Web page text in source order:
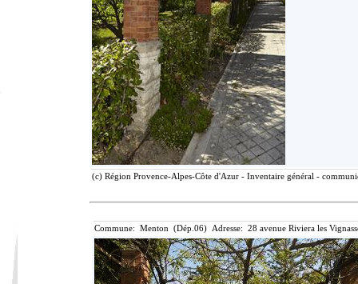
(c) Région Provence-Alpes-Côte d'Azur - Inventaire général -
Commune: Menton (Dép.06) Adresse: 28 avenue Riviera les